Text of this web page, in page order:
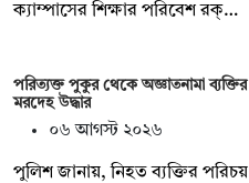
ক্যাম্পাসের শিক্ষার পরিবেশ রক্…
পরিত্যক্ত পুকুর থেকে অজ্ঞাতনামা ব্যক্তির
মরদেহ উদ্ধার
০৬ আগস্ট ২০২৬
পুলিশ জানায়, নিহত ব্যক্তির পরিচয়